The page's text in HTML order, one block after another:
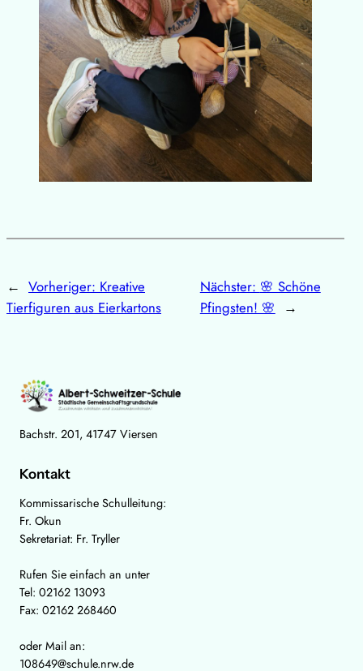
← Vorheriger: Kreative
Tierfiguren aus Eierkartons
Nächster: 🌸 Schöne
Pfingsten! 🌸
→
Bachstr. 201, 41747 Viersen
Kontakt
Kommissarische Schulleitung:
Fr. Okun
Sekretariat: Fr. Tryller
Rufen Sie einfach an unter
Tel: 02162 13093
Fax: 02162 268460
oder Mail an:
108649@schule.nrw.de